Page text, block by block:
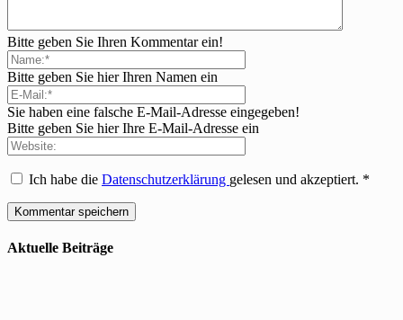
Bitte geben Sie Ihren Kommentar ein!
Bitte geben Sie hier Ihren Namen ein
Sie haben eine falsche E-Mail-Adresse eingegeben!
Bitte geben Sie hier Ihre E-Mail-Adresse ein
Ich habe die Datenschutzerklärung gelesen und akzeptiert. *
Aktuelle Beiträge